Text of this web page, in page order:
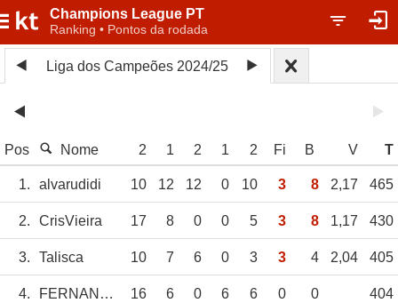
Champions League PT
Ranking • Pontos da rodada
Liga dos Campeões 2024/25
Pos Nome 2 1 2 1 2 Fi B V T
1. alvarudidi 10 12 12 0 10 3 8 2,17 465
2. CrisVieira 17 8 0 0 5 3 8 1,17 430
3. Talisca 10 7 6 0 3 3 4 2,04 405
4. FERNANDO 16 6 0 6 6 0 0 404